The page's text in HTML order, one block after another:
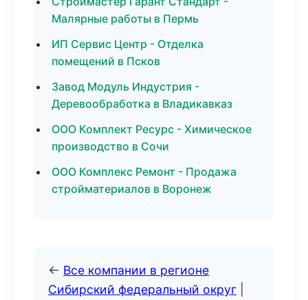
Малярные работы в Пермь
ИП Сервис Центр - Отделка
помещений в Псков
Завод Модуль Индустрия -
Деревообработка в Владикавказ
ООО Комплект Ресурс - Химическое
производство в Сочи
ООО Комплекс Ремонт - Продажа
стройматериалов в Воронеж
← Все компании в регионе
Сибирский федеральный округ